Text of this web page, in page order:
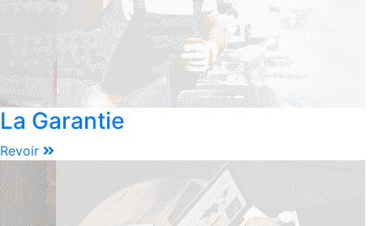
La Garantie
Revoir